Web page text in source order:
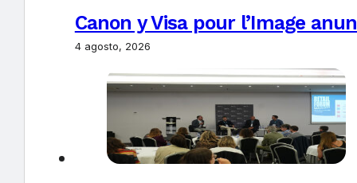
Canon y Visa pour l’Image
4 agosto, 2026